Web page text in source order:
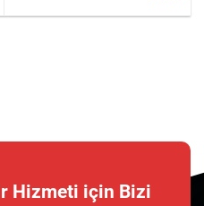
Hizmeti için Bizi